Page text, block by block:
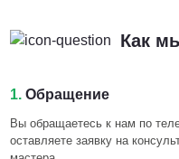
Как
1. Обращение
Вы обращаетесь к нам по
оставляете заявку на